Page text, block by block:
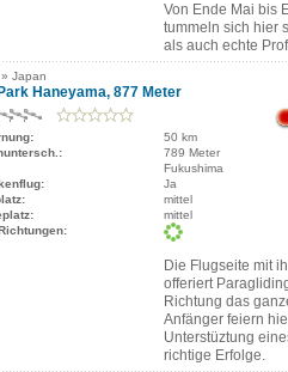
Von Ende Mai bis
tummeln sich hier
als auch echte
Japan
Haneyama, 877 Meter
50 km
789 Meter
Fukushima
Ja
mittel
mittel
Die Flugseite mit
offeriert
Richtung das
Anfänger feiern
Unterstüztung
richtige Erfolge.